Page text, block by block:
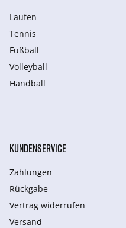
Laufen
Tennis
Fußball
Volleyball
Handball
KUNDENSERVICE
Zahlungen
Rückgabe
Vertrag widerrufen
Versand